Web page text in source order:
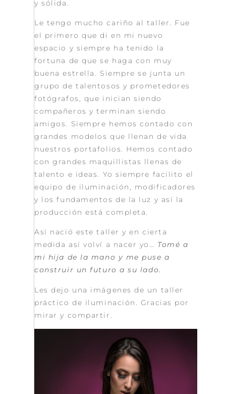
y sólida.
Le tengo mucho cariño al taller. Fue
el primero que di en mi nuevo
espacio y siempre ha tenido la
fortuna de que se haga con muy
buena estrella. Siempre se junta un
grupo de talentosos y prometedores
fotógrafos, que inician siendo
compañeros y terminan siendo
amigos. Siempre hemos contado con
grandes modelos que llenan de vida
nuestros portafolios. Hemos contado
con grandes maquillistas llenas de
talento e ideas. Yo siempre facilito el
equipo de iluminación, modificadores
y los fundamentos de la luz y así la
producción está completa.
Así nació este taller y en cierta
medida así volví a nacer yo… Tomé a
mi hija de la mano y me puse a
construir un futuro a su lado.
Les dejo una imágenes de un taller
práctico de iluminación. Gracias por
mirar y compartir.